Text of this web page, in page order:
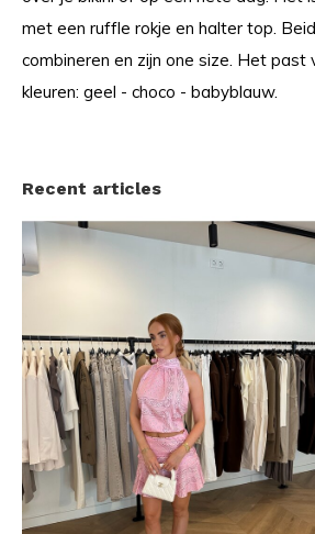
met een ruffle rokje en halter top.
combineren en zijn one size. Het past
kleuren: geel - choco - babyblauw.
Recent articles